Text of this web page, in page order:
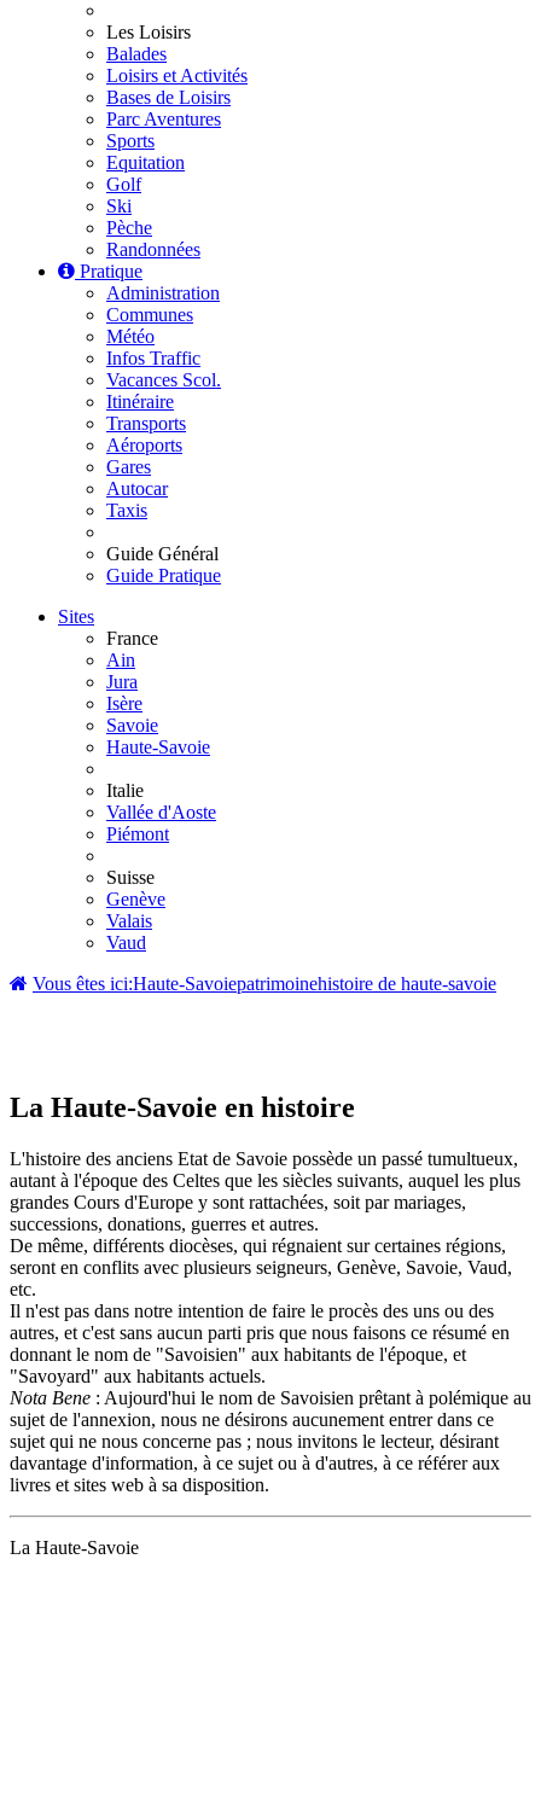
Les Loisirs
Balades
Loisirs et Activités
Bases de Loisirs
Parc Aventures
Sports
Equitation
Golf
Ski
Pèche
Randonnées
Pratique
Administration
Communes
Météo
Infos Traffic
Vacances Scol.
Itinéraire
Transports
Aéroports
Gares
Autocar
Taxis
Guide Général
Guide Pratique
Sites
France
Ain
Jura
Isère
Savoie
Haute-Savoie
Italie
Vallée d'Aoste
Piémont
Suisse
Genève
Valais
Vaud
Vous êtes ici:Haute-Savoiepatrimoinehistoire de haute-savoie
La Haute-Savoie en histoire
L'histoire des anciens Etat de Savoie possède un passé tumultueux,
autant à l'époque des Celtes que les siècles suivants, auquel les plus
grandes Cours d'Europe y sont rattachées, soit par mariages,
successions, donations, guerres et autres.
De même, différents diocèses, qui régnaient sur certaines régions,
seront en conflits avec plusieurs seigneurs, Genève, Savoie, Vaud,
etc.
Il n'est pas dans notre intention de faire le procès des uns ou des
autres, et c'est sans aucun parti pris que nous faisons ce résumé en
donnant le nom de "Savoisien" aux habitants de l'époque, et
"Savoyard" aux habitants actuels.
Nota Bene : Aujourd'hui le nom de Savoisien prêtant à polémique au
sujet de l'annexion, nous ne désirons aucunement entrer dans ce
sujet qui ne nous concerne pas ; nous invitons le lecteur, désirant
davantage d'information, à ce sujet ou à d'autres, à ce référer aux
livres et sites web à sa disposition.
La Haute-Savoie